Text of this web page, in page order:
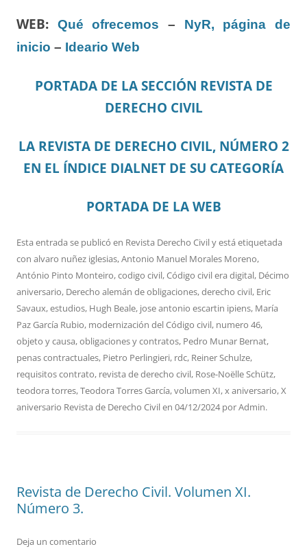
WEB: Qué ofrecemos – NyR, página de
inicio – Ideario Web
PORTADA DE LA SECCIÓN REVISTA DE
DERECHO CIVIL
LA REVISTA DE DERECHO CIVIL, NÚMERO 2
EN EL ÍNDICE DIALNET DE SU CATEGORÍA
PORTADA DE LA WEB
Esta entrada se publicó en Revista Derecho Civily está etiquetada
con alvaro nuñez iglesias,Antonio Manuel Morales Moreno,
António Pinto Monteiro,codigo civil,Código civil era digital, Décimo
aniversario, Derecho alemán de obligaciones,derecho civil, Eric
Savaux,estudios, Hugh Beale, jose antonio escartin ipiens, María
Paz García Rubio, modernización del Código civil, numero 46,
objeto y causa,obligaciones y contratos, Pedro Munar Bernat,
penas contractuales, Pietro Perlingieri, rdc, Reiner Schulze,
requisitos contrato, revista de derecho civil, Rose-Noëlle Schütz,
teodora torres,Teodora Torres García,volumen XI,x aniversario,X
aniversario Revista de Derecho Civilen 04/12/2024porAdmin.
Revista de Derecho Civil. Volumen XI.
Número 3.
Deja un comentario